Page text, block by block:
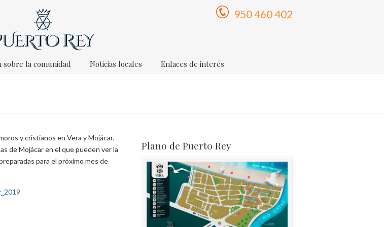
950 460 402
sobre la comunidad Noticias locales Enlaces de interés
y cristianos en Vera y Mojácar.
de Mojácar en el que pueden ver la
para el próximo mes de
Plano de Puerto Rey